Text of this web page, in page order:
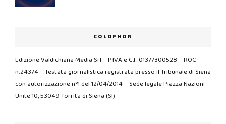
COLOPHON
Edizione Valdichiana Media Srl – P.IVA e C.F. 01377300528 – ROC
n.24374 – Testata giornalistica registrata presso il Tribunale di Siena
con autorizzazione n°1 del 12/04/2014 – Sede legale Piazza Nazioni
Unite 10, 53049 Torrita di Siena (SI)